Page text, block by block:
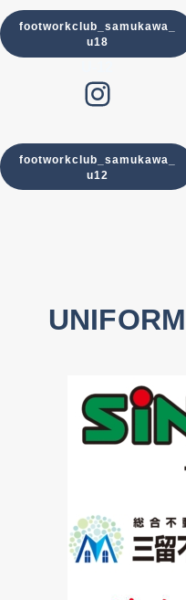
footworkclub_samukawa_
u18
Instagram
footworkclub_samukawa_
u12